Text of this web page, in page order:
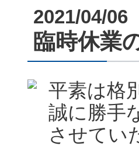
2021/04/06
臨時休業
平素は格
誠に勝手
させてい